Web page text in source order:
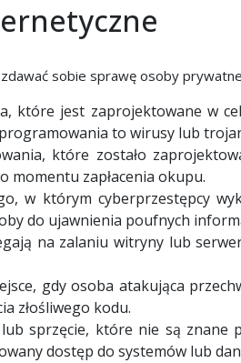
sobie sprawę osoby
które jest zaprojektowane w
to wirusy lub
które zostało
zapłacenia okupu.
w którym cyberprzestępcy
do ujawnienia poufnych
na zalaniu witryny lub
gdy osoba atakująca
złośliwego kodu.
sprzęcie, które nie są znane
dostęp do systemów lub